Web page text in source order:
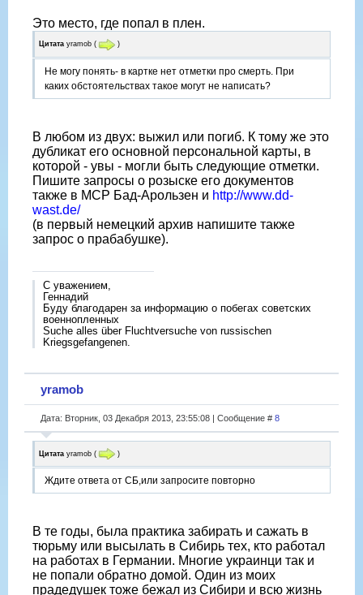
Это место, где попал в плен.
Цитата yramob ( )
Не могу понять- в картке нет отметки про смерть. При
каких обстоятельствах такое могут не написать?
В любом из двух: выжил или погиб. К тому же это
дубликат его основной персональной карты, в
которой - увы - могли быть следующие отметки.
Пишите запросы о розыске его документов
также в МСР Бад-Арользен и http://www.dd-
wast.de/
(в первый немецкий архив напишите также
запрос о прабабушке).
С уважением,
Геннадий
Буду благодарен за информацию о побегах советских
военнопленных
Suche alles über Fluchtversuche von russischen
Kriegsgefangenen.
yramob
Дата: Вторник, 03 Декабря 2013, 23:55:08 | Сообщение # 8
Цитата yramob ( )
Ждите ответа от СБ,или запросите повторно
В те годы, была практика забирать и сажать в
тюрьму или высылать в Сибирь тех, кто работал
на работах в Германии. Многие украинци так и
не попали обратно домой. Один из моих
прадедушек тоже бежал из Сибири и всю жизнь